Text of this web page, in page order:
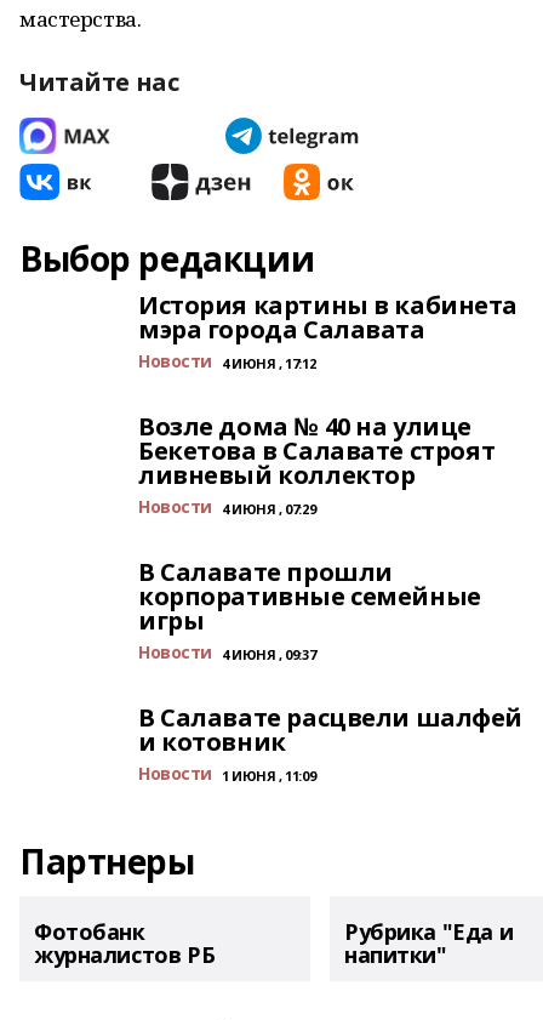
мастерства.
Читайте нас
Выбор редакции
История картины в кабинета
мэра города Салавата
Новости 4 ИЮНЯ , 17:12
Возле дома № 40 на улице
Бекетова в Салавате строят
ливневый коллектор
Новости 4 ИЮНЯ , 07:29
В Салавате прошли
корпоративные семейные
игры
Новости 4 ИЮНЯ , 09:37
В Салавате расцвели шалфей
и котовник
Новости 1 ИЮНЯ , 11:09
Партнеры
Фотобанк
журналистов РБ
Рубрика "Еда и
напитки"